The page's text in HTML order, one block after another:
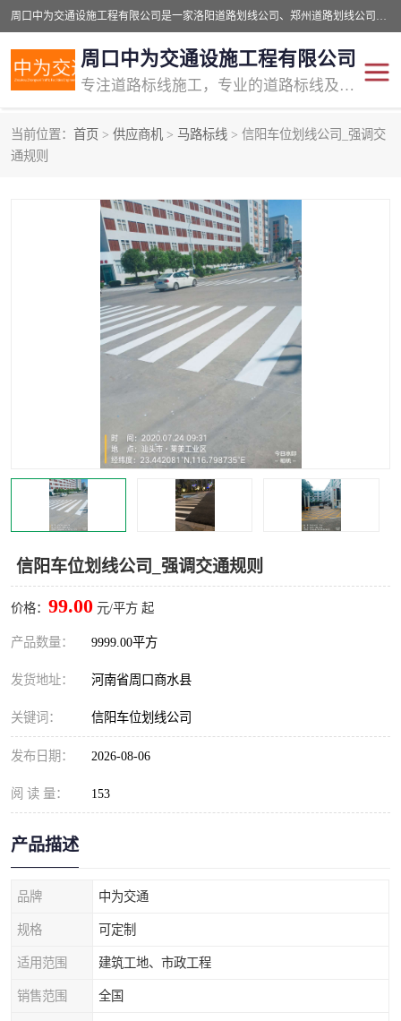
周口中为交通设施工程有限公司是一家洛阳道路划线公司、郑州道路划线公司、平顶山道路车位划线公司、开封车位划线公司、许昌道路车位划线公司、漯河道路车位划线公司，公司始终坚持“诚信、匠心、专注”的宗旨；我们的经营理念是：的服务。
周口中为交通设施工程有限公司
专注道路标线施工，专业的道路标线及交通设施施工服务商!
当前位置： 首页 > 供应商机 > 马路标线 > 信阳车位划线公司_强调交
通规则
信阳车位划线公司_强调交通规则
价格： 99.00 元/平方 起
产品数量： 9999.00平方
发货地址： 河南省周口商水县
关键词： 信阳车位划线公司
发布日期： 2026-08-06
阅 读 量： 153
产品描述
品牌 中为交通
规格 可定制
适用范围 建筑工地、市政工程
销售范围 全国
交通道路标线
道路标线划线 马路标线
道路划线